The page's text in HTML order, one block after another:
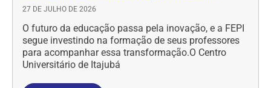
27 DE JULHO DE 2026
O futuro da educação passa pela inovação, e a FEPI
segue investindo na formação de seus professores
para acompanhar essa transformação.O Centro
Universitário de Itajubá